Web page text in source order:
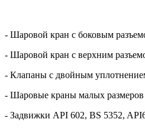
- Шаровой кран с боковым
- Шаровой кран с верхним
- Клапаны с двойным
- Шаровые краны малых размеров
- Задвижки API 602, BS 5352,